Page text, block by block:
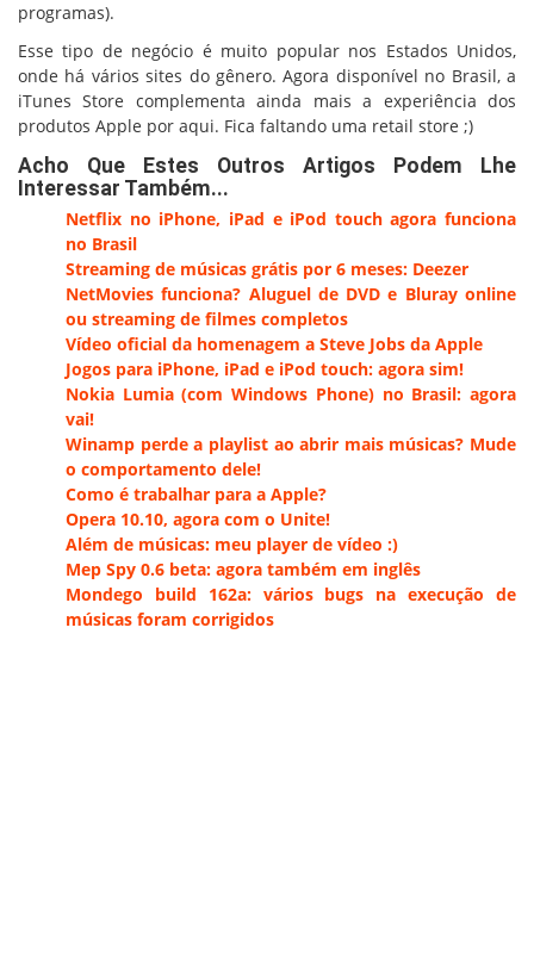
programas).
Esse tipo de negócio é muito popular nos Estados Unidos,
onde há vários sites do gênero. Agora disponível no Brasil, a
iTunes Store complementa ainda mais a experiência dos
produtos Apple por aqui. Fica faltando uma retail store ;)
Acho Que Estes Outros Artigos Podem Lhe
Interessar Também...
Netflix no iPhone, iPad e iPod touch agora funciona
no Brasil
Streaming de músicas grátis por 6 meses: Deezer
NetMovies funciona? Aluguel de DVD e Bluray online
ou streaming de filmes completos
Vídeo oficial da homenagem a Steve Jobs da Apple
Jogos para iPhone, iPad e iPod touch: agora sim!
Nokia Lumia (com Windows Phone) no Brasil: agora
vai!
Winamp perde a playlist ao abrir mais músicas? Mude
o comportamento dele!
Como é trabalhar para a Apple?
Opera 10.10, agora com o Unite!
Além de músicas: meu player de vídeo :)
Mep Spy 0.6 beta: agora também em inglês
Mondego build 162a: vários bugs na execução de
músicas foram corrigidos